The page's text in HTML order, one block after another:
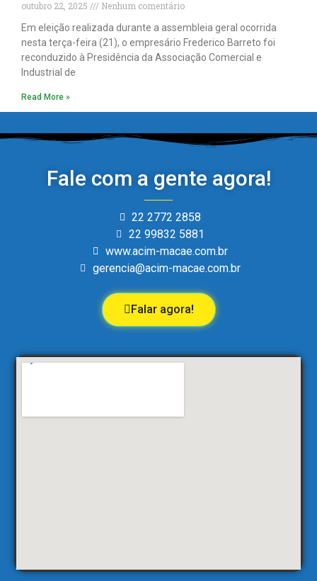
outubro 22, 2025
Nenhum comentário
Em eleição realizada durante a assembleia geral ocorrida
nesta terça-feira (21), o empresário Frederico Barreto foi
reconduzido à Presidência da Associação Comercial e
Industrial de
Read More »
Fale com a gente agora!
22 2772 2858
22 99832 5881
www.acim-macae.com.br
gerencia@acim-macae.com.br
Falar agora!